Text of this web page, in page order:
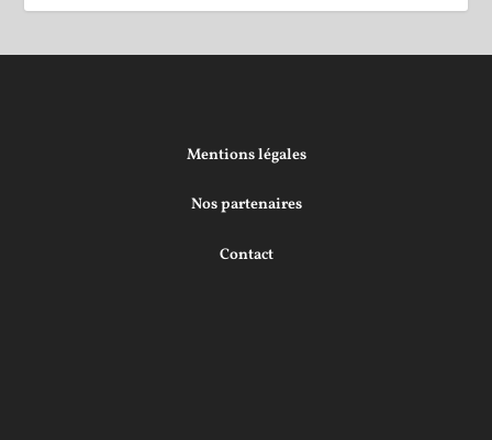
Mentions légales
Nos partenaires
Contact